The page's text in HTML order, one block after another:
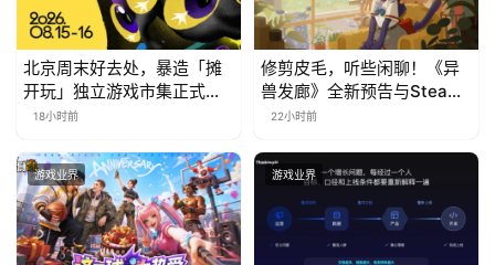
北京周末好去处，暴造「摊
开玩」独立游戏市集正式开
票！
18小时前
修剪皮毛，听些闲聊！《异
兽发廊》全新预告与Steam
免费试玩公开
22小时前
游戏业界 游戏业界